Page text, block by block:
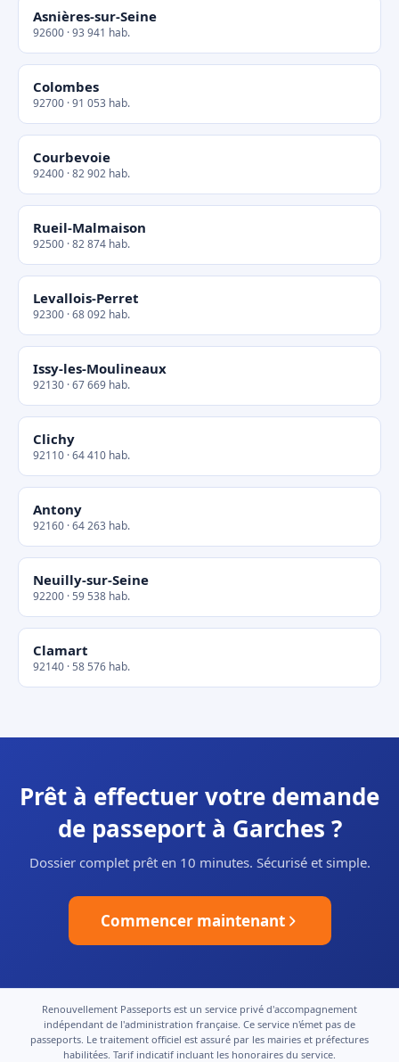
Asnières-sur-Seine
92600 · 93 941 hab.
Colombes
92700 · 91 053 hab.
Courbevoie
92400 · 82 902 hab.
Rueil-Malmaison
92500 · 82 874 hab.
Levallois-Perret
92300 · 68 092 hab.
Issy-les-Moulineaux
92130 · 67 669 hab.
Clichy
92110 · 64 410 hab.
Antony
92160 · 64 263 hab.
Neuilly-sur-Seine
92200 · 59 538 hab.
Clamart
92140 · 58 576 hab.
Prêt à effectuer votre demande
de passeport à Garches ?
Dossier complet prêt en 10 minutes. Sécurisé et simple.
Commencer maintenant
Renouvellement Passeports est un service privé d'accompagnement
indépendant de l'administration française. Ce service n'émet pas de
passeports. Le traitement officiel est assuré par les mairies et préfectures
habilitées. Tarif indicatif incluant les honoraires du service.